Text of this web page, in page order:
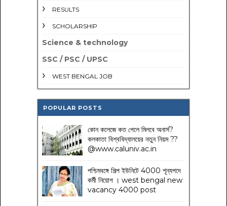
RESULTS
SCHOLARSHIP
Science & technology
SSC / PSC / UPSC
WEST BENGAL JOB
POPULAR POSTS
কোন কলেজে কত পেলে মিলবে অনার্স?
কলকাতা বিশ্ববিদ্যালয়ের নতুন নিয়ম??
@www.caluniv.ac.in
পশ্চিমবঙ্গে শিল্প ইউনিটে 4000 শূন্যপদে
কর্মী নিয়োগ । west bengal new
vacancy 4000 post